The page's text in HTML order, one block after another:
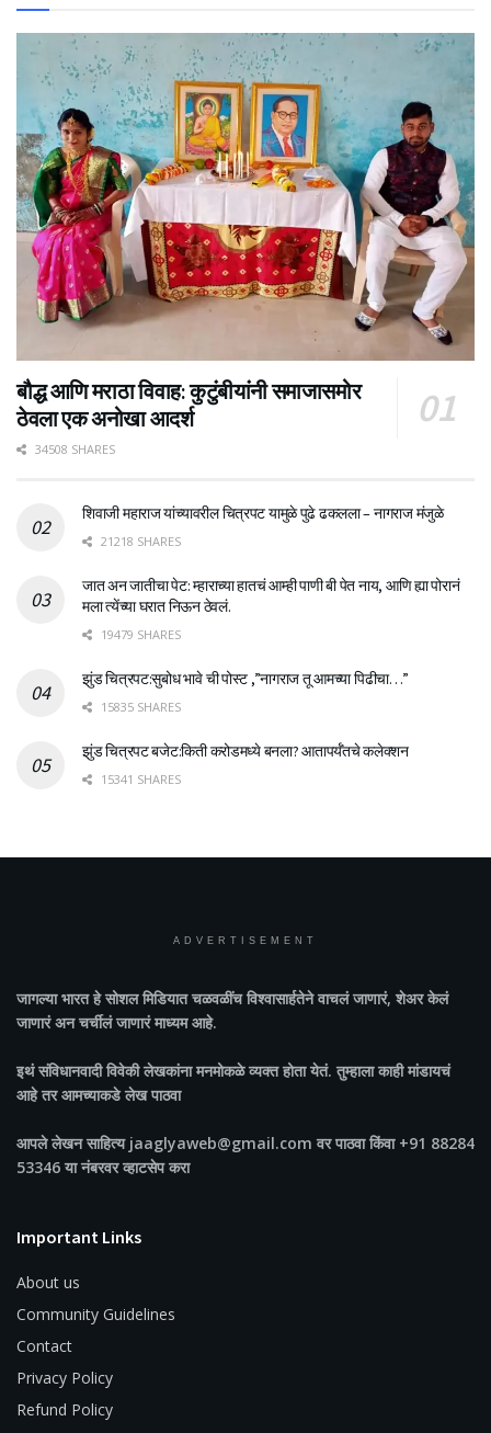
बौद्ध आणि मराठा विवाह: कुटुंबीयांनी समाजासमोर
ठेवला एक अनोखा आदर्श
34508 SHARES
शिवाजी महाराज यांच्यावरील चित्रपट यामुळे पुढे ढकलला – नागराज मंजुळे
21218 SHARES
जात अन जातीचा पेट: म्हाराच्या हातचं आम्ही पाणी बी पेत नाय, आणि ह्या पोरानं
मला त्येंच्या घरात निऊन ठेवलं.
19479 SHARES
झुंड चित्रपट:सुबोध भावे ची पोस्ट ,”नागराज तू आमच्या पिढीचा…”
15835 SHARES
झुंड चित्रपट बजेट:किती करोडमध्ये बनला? आतापर्यँतचे कलेक्शन
15341 SHARES
ADVERTISEMENT
जागल्या भारतहे सोशल मिडियात चळवळींच विश्वासार्हतेने वाचलं जाणारं, शेअर केलं
जाणारं अन चर्चीलं जाणारं माध्यम आहे.
इथं संविधानवादी विवेकी लेखकांना मनमोकळे व्यक्त होता येतं. तुम्हाला काही मांडायचं
आहे तर आमच्याकडे लेख पाठवा
आपले लेखन साहित्य jaaglyaweb@gmail.com वर पाठवा किंवा +91 88284
53346 या नंबरवर व्हाटसेप करा
Important Links
About us
Community Guidelines
Contact
Privacy Policy
Refund Policy